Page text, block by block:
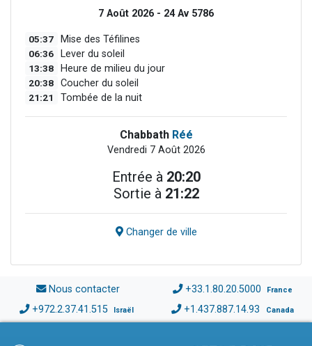
7 Août 2026 - 24 Av 5786
05:37 Mise des Téfilines
06:36 Lever du soleil
13:38 Heure de milieu du jour
20:38 Coucher du soleil
21:21 Tombée de la nuit
Chabbath Réé
Vendredi 7 Août 2026
Entrée à 20:20
Sortie à 21:22
Changer de ville
Nous contacter +33.1.80.20.5000 France
+972.2.37.41.515 Israël +1.437.887.14.93 Canada